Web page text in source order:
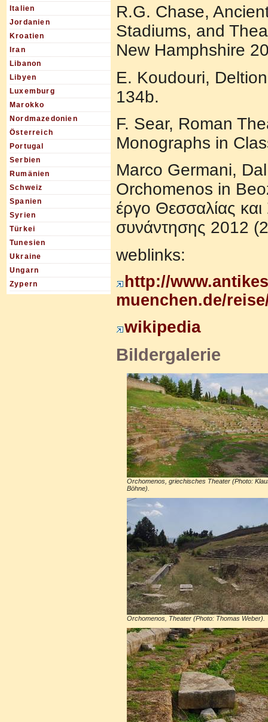
Italien
Jordanien
Kroatien
Iran
Libanon
Libyen
Luxemburg
Marokko
Nordmazedonien
Österreich
Portugal
Serbien
Rumänien
Schweiz
Spanien
Syrien
Türkei
Tunesien
Ukraine
Ungarn
Zypern
R.G. Chase,
Stadiums, and
New Hamphshire
E. Koudouri,
134b.
F. Sear, Roman
Monographs in
Marco Germani,
Orchomenos in
έργο Θεσσαλίας
συνάντησης 2012
weblinks:
http://
muenchen.de/
wikipedia
Bildergalerie
Orchomenos, griechisches Theater (Photo:
Böhne).
Orchomenos, Theater (Photo: Thomas Weber).